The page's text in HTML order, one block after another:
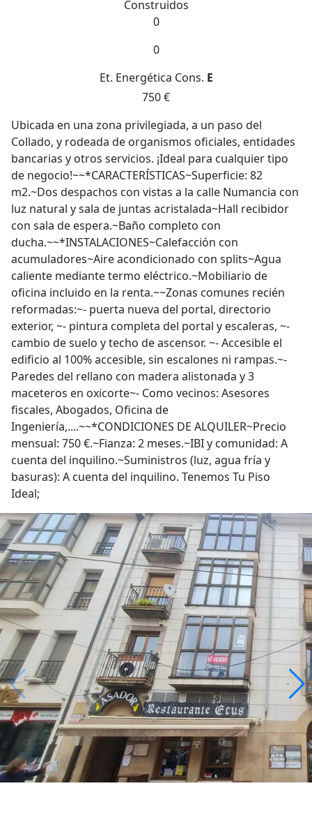
Construidos
0
0
Et. Energética Cons. E
750 €
Ubicada en una zona privilegiada, a un paso del
Collado, y rodeada de organismos oficiales, entidades
bancarias y otros servicios. ¡Ideal para cualquier tipo
de negocio!~~*CARACTERÍSTICAS~Superficie: 82
m2.~Dos despachos con vistas a la calle Numancia con
luz natural y sala de juntas acristalada~Hall recibidor
con sala de espera.~Baño completo con
ducha.~~*INSTALACIONES~Calefacción con
acumuladores~Aire acondicionado con splits~Agua
caliente mediante termo eléctrico.~Mobiliario de
oficina incluido en la renta.~~Zonas comunes recién
reformadas:~- puerta nueva del portal, directorio
exterior, ~- pintura completa del portal y escaleras, ~-
cambio de suelo y techo de ascensor. ~- Accesible el
edificio al 100% accesible, sin escalones ni rampas.~-
Paredes del rellano con madera alistonada y 3
maceteros en oxicorte~- Como vecinos: Asesores
fiscales, Abogados, Oficina de
Ingeniería,....~~*CONDICIONES DE ALQUILER~Precio
mensual: 750 €.~Fianza: 2 meses.~IBI y comunidad: A
cuenta del inquilino.~Suministros (luz, agua fría y
basuras): A cuenta del inquilino. Tenemos Tu Piso
Ideal;